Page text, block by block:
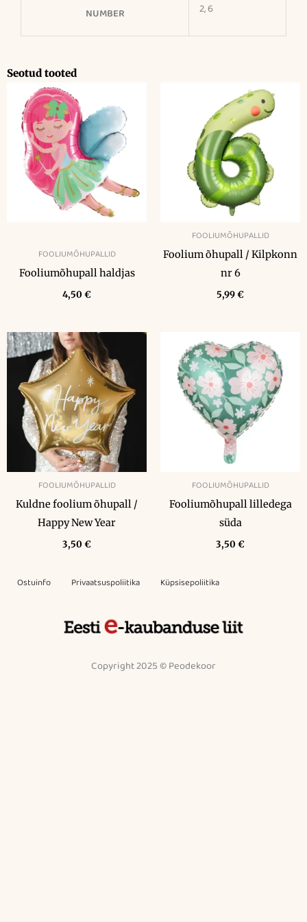
NUMBER 2, 6
Seotud tooted
FOOLIUMÕHUPALLID
Fooliumõhupall haldjas
4,50 €
FOOLIUMÕHUPALLID
Foolium õhupall / Kilpkonn
nr 6
5,99€
FOOLIUMÕHUPALLID
Kuldne foolium õhupall /
Happy New Year
3,50 €
FOOLIUMÕHUPALLID
Fooliumõhupall lilledega
süda
3,50 €
Ostuinfo Privaatsuspoliitika Küpsisepoliitika
Copyright 2025 © Peodekoor